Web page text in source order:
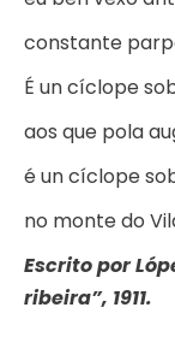
constante
É un cíclope
aos que pola
é un cíclope
no monte do
Escrito por
ribeira”, 1911.